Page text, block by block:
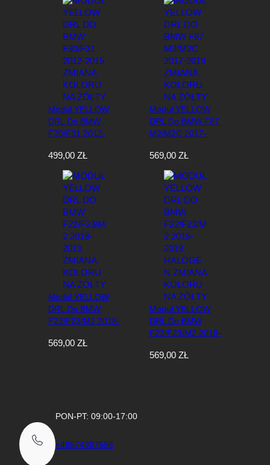
Moduł YELLOW
DRL Do BMW
F30/F31 2012-
Koloru Na Żółty
499,00 ZŁ
Moduł YELLOW
DRL Do BMW F87
M2/M2C 2017-
Koloru Na Żółty
569,00 ZŁ
Moduł YELLOW
DRL Do BMW
F22/F23/M2 2018-
Koloru Na Żółty
569,00 ZŁ
Moduł YELLOW
DRL Do BMW
F22/F23/M2 2018-
Zmiana Koloru Na
569,00 ZŁ
PON-PT: 09:00-17:00
+48574397555